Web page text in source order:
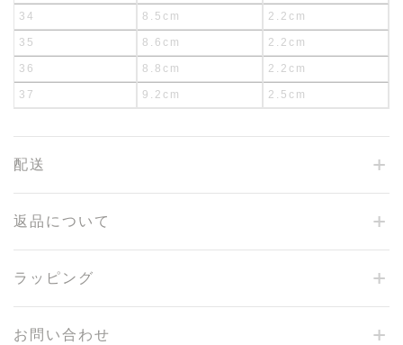
34 8.5cm 2.2cm
35 8.6cm 2.2cm
36 8.8cm 2.2cm
37 9.2cm 2.5cm
配送
返品について
ラッピング
お問い合わせ